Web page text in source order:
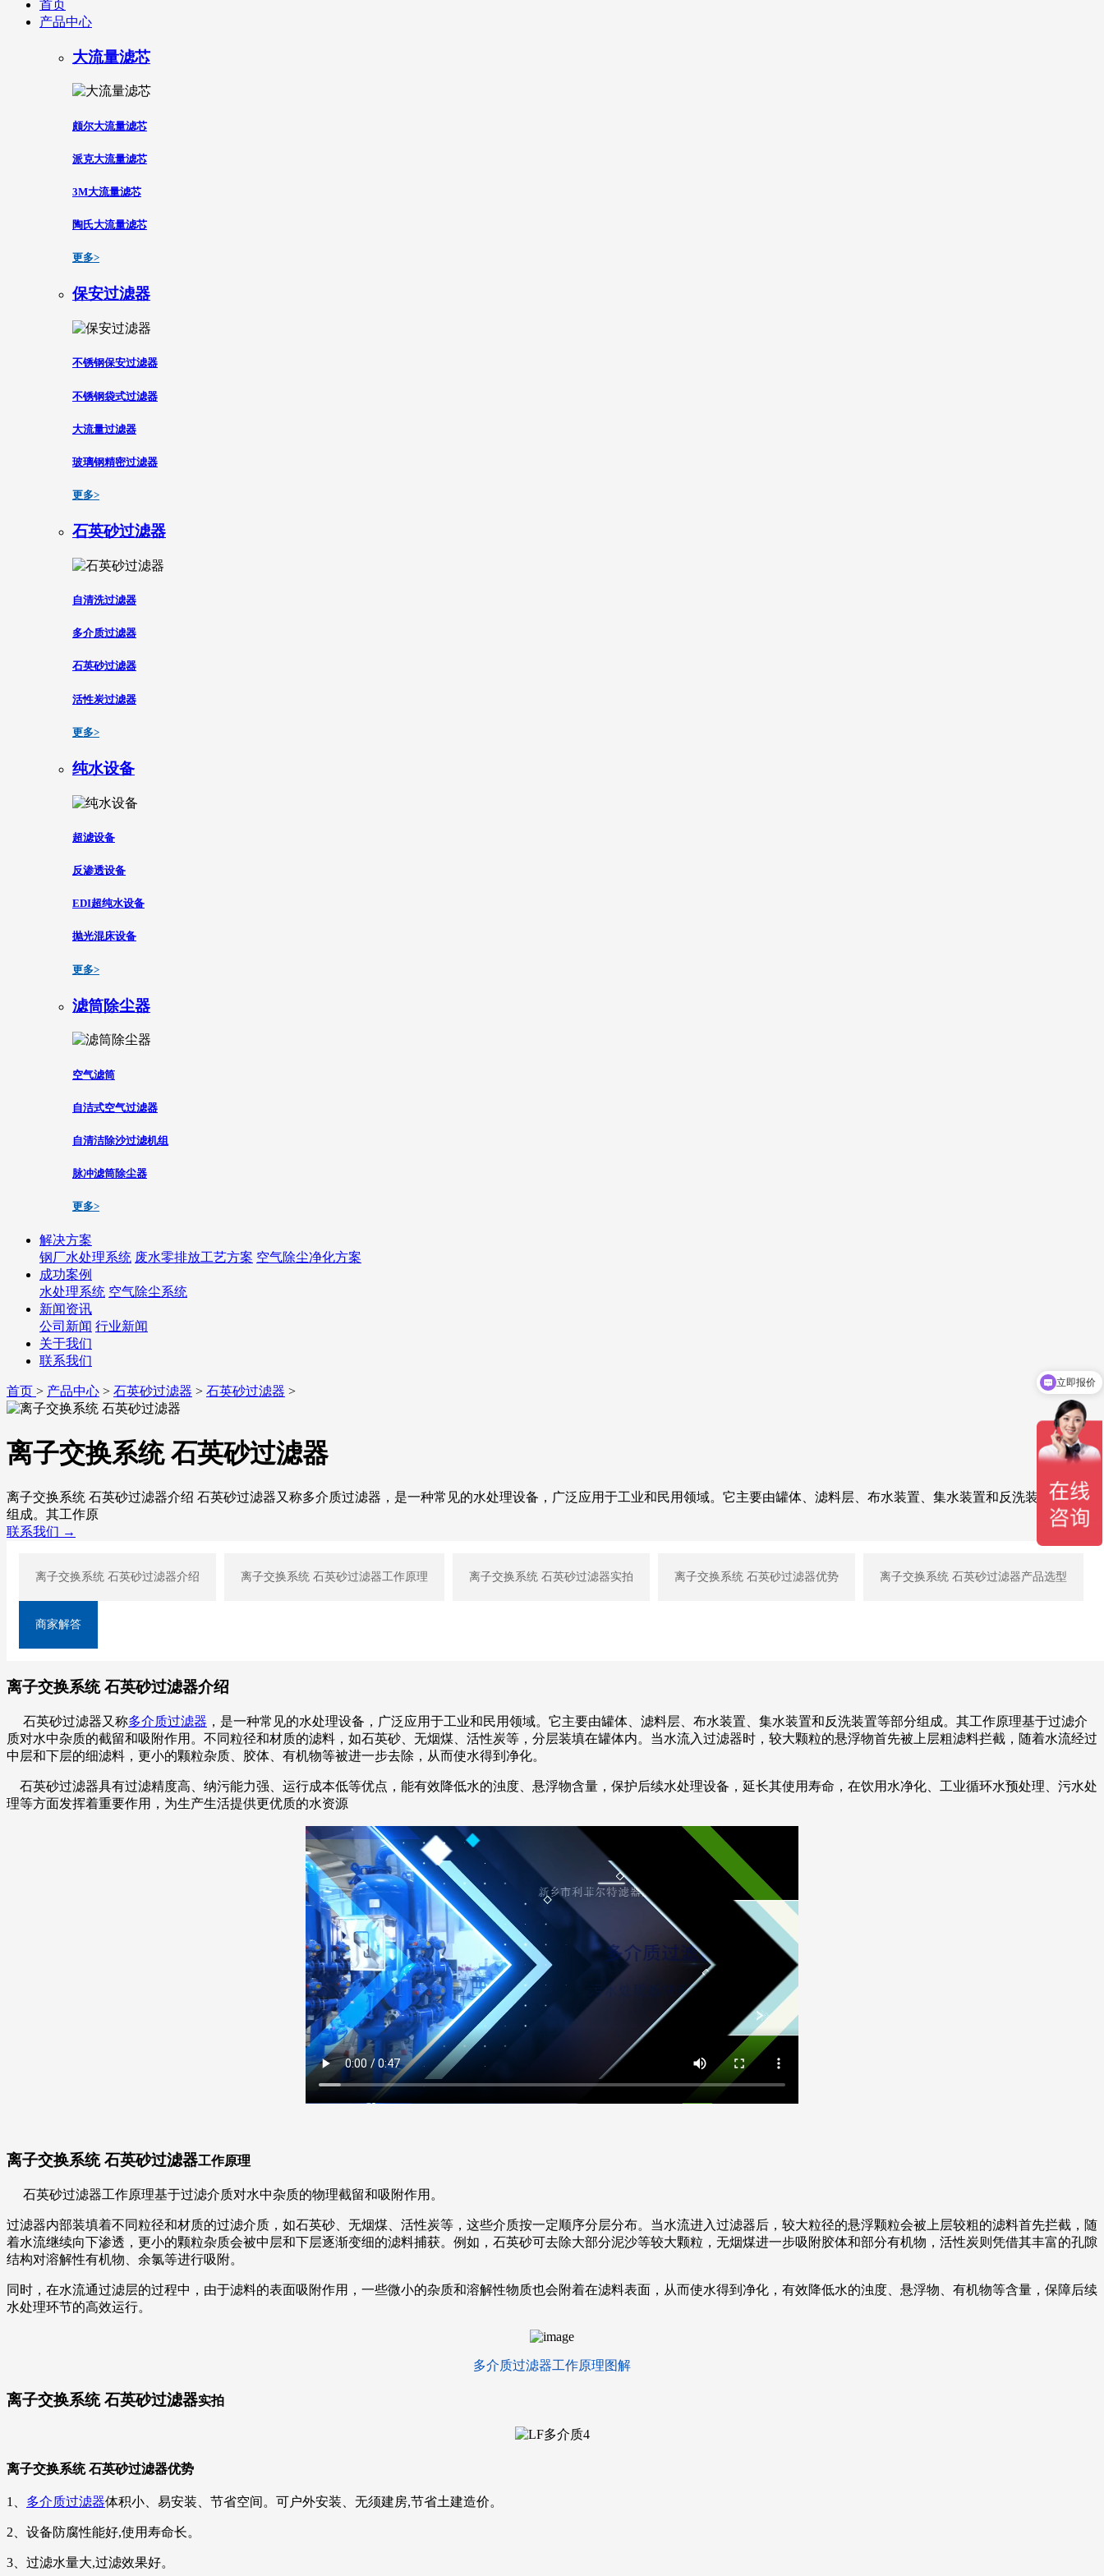
首页
产品中心
大流量滤芯
颇尔大流量滤芯
派克大流量滤芯
3M大流量滤芯
陶氏大流量滤芯
更多>
保安过滤器
不锈钢保安过滤器
不锈钢袋式过滤器
大流量过滤器
玻璃钢精密过滤器
更多>
石英砂过滤器
自清洗过滤器
多介质过滤器
石英砂过滤器
活性炭过滤器
更多>
纯水设备
超滤设备
反渗透设备
EDI超纯水设备
抛光混床设备
更多>
滤筒除尘器
空气滤筒
自洁式空气过滤器
自清洁除沙过滤机组
脉冲滤筒除尘器
更多>
解决方案
钢厂水处理系统 废水零排放工艺方案 空气除尘净化方案
成功案例
水处理系统 空气除尘系统
新闻资讯
公司新闻 行业新闻
关于我们
联系我们
首页 > 产品中心 > 石英砂过滤器 > 石英砂过滤器 >
离子交换系统 石英砂过滤器
离子交换系统 石英砂过滤器介绍 石英砂过滤器又称多介质过滤器，是一种常见的水处理设备，广泛应用于工业和民用领域。它主要由罐体、滤料层、布水装置、集水装置和反洗装置等部分
组成。其工作原
联系我们 →
离子交换系统 石英砂过滤器介绍 离子交换系统 石英砂过滤器工作原理 离子交换系统 石英砂过滤器实拍 离子交换系统 石英砂过滤器优势 离子交换系统 石英砂过滤器产品选型
商家解答
离子交换系统 石英砂过滤器介绍
石英砂过滤器又称多介质过滤器 ， 是一种常见的水处理设备，广泛应用于工业和民用领域。它主要由罐体、滤料层、布水装置、集水装置和反洗装置等部分组成。其工作原理基于过滤介
质对水中杂质的截留和吸附作用。不同粒径和材质的滤料，如石英砂、无烟煤、活性炭等，分层装填在罐体内。当水流入过滤器时，较大颗粒的悬浮物首先被上层粗滤料拦截，随着水流经过
中层和下层的细滤料，更小的颗粒杂质、胶体、有机物等被进一步去除，从而使水得到净化。
石英砂过滤器具有过滤精度高、纳污能力强、运行成本低等优点，能有效降低水的浊度、悬浮物含量，保护后续水处理设备，延长其使用寿命，在饮用水净化、工业循环水预处理、污水处
理等方面发挥着重要作用，为生产生活提供更优质的水资源
离子交换系统 石英砂过滤器工作原理
石英砂过滤器工作原理基于过滤介质对水中杂质的物理截留和吸附作用。
过滤器内部装填着不同粒径和材质的过滤介质，如石英砂、无烟煤、活性炭等，这些介质按一定顺序分层分布。当水流进入过滤器后，较大粒径的悬浮颗粒会被上层较粗的滤料首先拦截，随
着水流继续向下渗透，更小的颗粒杂质会被中层和下层逐渐变细的滤料捕获。例如，石英砂可去除大部分泥沙等较大颗粒，无烟煤进一步吸附胶体和部分有机物，活性炭则凭借其丰富的孔隙
结构对溶解性有机物、余氯等进行吸附。
同时，在水流通过滤层的过程中，由于滤料的表面吸附作用，一些微小的杂质和溶解性物质也会附着在滤料表面，从而使水得到净化，有效降低水的浊度、悬浮物、有机物等含量，保障后续
水处理环节的高效运行。
多介质过滤器工作原理图解
离子交换系统 石英砂过滤器实拍
离子交换系统 石英砂过滤器优势
1、 多介质过滤器体积小、易安装、节省空间。可户外安装、无须建房,节省土建造价。
2、设备防腐性能好,使用寿命长。
3、过滤水量大,过滤效果好。
你们是怎么收费的呢